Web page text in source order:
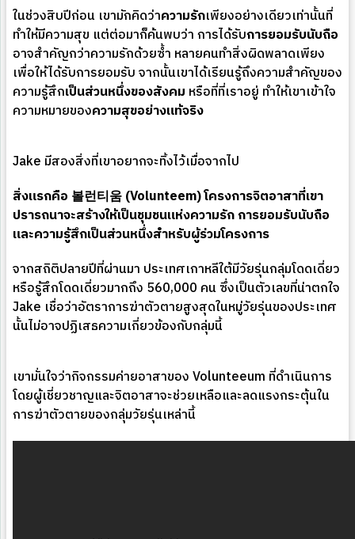
ในช่วงสิบปีก่อน เขามักคิดว่าความรักเพียงอย่างเดียวเท่านั้นที่
ทำให้มีความสุข แต่ต่อมาก็ค้นพบว่า การได้รับการยอมรับนับถือ
อาจสำคัญกว่าความรักด้วยซ้ำ หลายคนทำสิ่งผิดพลาดเพียง
เพื่อให้ได้รับการยอมรับ จากนั้นเขาได้เรียนรู้ถึงความสำคัญของ
ความรู้สึกเป็นส่วนหนึ่งของสังคม หรือที่ที่เราอยู่ ทำให้เขาเข้าใจ
ความหมายของความสุขอย่างแท้จริง
Jake มีสองสิ่งที่เขาอยากจะทิ้งไว้เมื่อจากไป
สิ่งแรกคือ 볼런티움 (Volunteem) โครงการจิตอาสาที่เขา
ปรารถนาจะสร้างให้เป็นชุมชนแห่งความรัก การยอมรับนับถือ
และความรู้สึกเป็นส่วนหนึ่งสำหรับผู้ร่วมโครงการ
จากสถิติปลายปีที่ผ่านมา ประเทศเกาหลีใต้มีวัยรุ่นกลุ่มโดดเดี่ยว
หรือรู้สึกโดดเดี่ยวมากถึง 560,000 คน ซึ่งเป็นตัวเลขที่น่าตกใจ
Jake เชื่อว่าอัตราการฆ่าตัวตายสูงสุดในหมู่วัยรุ่นของประเทศ
นั้นไม่อาจปฏิเสธความเกี่ยวข้องกับกลุ่มนี้
เขามั่นใจว่ากิจกรรมค่ายอาสาของ Volunteeum ที่ดำเนินการ
โดยผู้เชี่ยวชาญและจิตอาสาจะช่วยเหลือและลดแรงกระตุ้นใน
การฆ่าตัวตายของกลุ่มวัยรุ่นเหล่านี้